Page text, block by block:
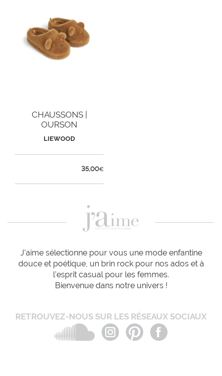
CHAUSSONS |
OURSON
LIEWOOD
35,00€
J'aime sélectionne pour vous une mode enfantine
douce et poétique, un brin rock pour nos ados et à
l'esprit casual pour les femmes.
Bienvenue dans notre univers !
RETROUVEZ-NOUS SUR LES RÉSEAUX SOCIAUX